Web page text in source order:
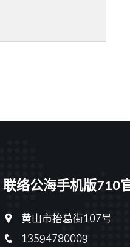
联络公海手机版710
黄山市抬葛街107号
13594780009